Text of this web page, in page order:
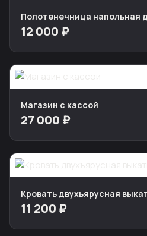
Полотенечница напольная
12 000 ₽
Магазин с кассой
27 000 ₽
Кровать двухъярусная
11 200 ₽